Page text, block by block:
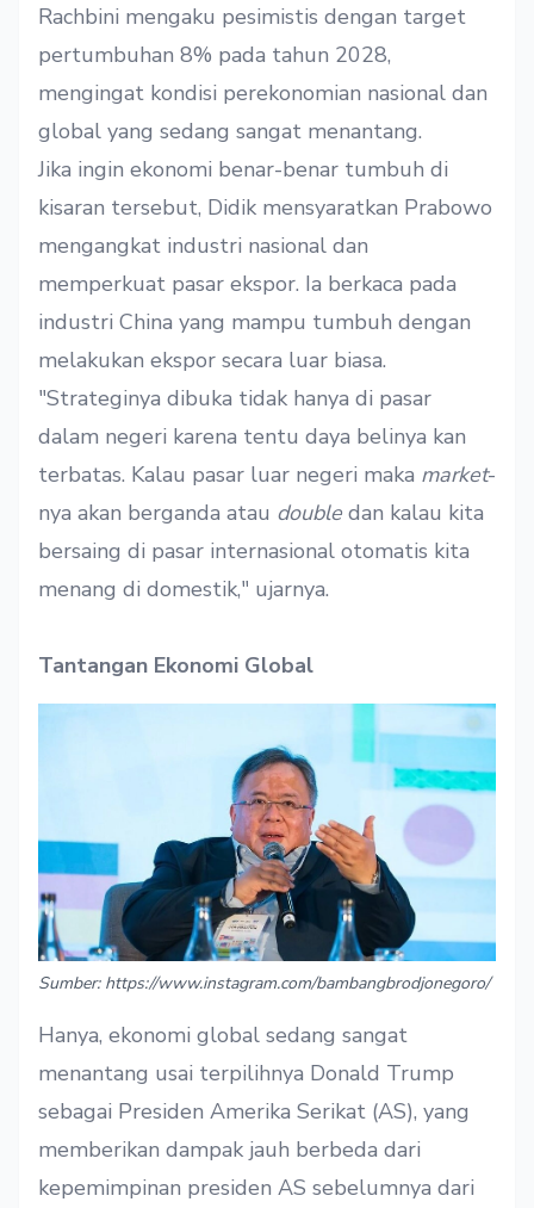
Rachbini mengaku pesimistis dengan target
pertumbuhan 8% pada tahun 2028,
mengingat kondisi perekonomian nasional dan
global yang sedang sangat menantang.
Jika ingin ekonomi benar-benar tumbuh di
kisaran tersebut, Didik mensyaratkan Prabowo
mengangkat industri nasional dan
memperkuat pasar ekspor. Ia berkaca pada
industri China yang mampu tumbuh dengan
melakukan ekspor secara luar biasa.
"Strateginya dibuka tidak hanya di pasar
dalam negeri karena tentu daya belinya kan
terbatas. Kalau pasar luar negeri maka market-
nya akan berganda atau double dan kalau kita
bersaing di pasar internasional otomatis kita
menang di domestik," ujarnya.
Tantangan Ekonomi Global
Sumber: https://www.instagram.com/bambangbrodjonegoro/
Hanya, ekonomi global sedang sangat
menantang usai terpilihnya Donald Trump
sebagai Presiden Amerika Serikat (AS), yang
memberikan dampak jauh berbeda dari
kepemimpinan presiden AS sebelumnya dari